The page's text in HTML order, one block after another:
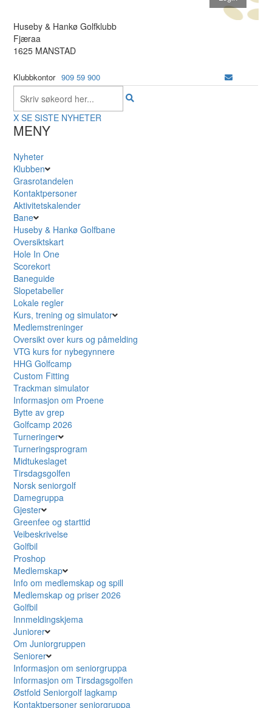
Huseby & Hankø Golfklubb
Fjæraa
1625 MANSTAD
Klubbkontor 909 59 900
X SE SISTE NYHETER
MENY
Nyheter
Klubben
Grasrotandelen
Kontaktpersoner
Aktivitetskalender
Bane
Huseby & Hankø Golfbane
Oversiktskart
Hole In One
Scorekort
Baneguide
Slopetabeller
Lokale regler
Kurs, trening og simulator
Medlemstreninger
Oversikt over kurs og påmelding
VTG kurs for nybegynnere
HHG Golfcamp
Custom Fitting
Trackman simulator
Informasjon om Proene
Bytte av grep
Golfcamp 2026
Turneringer
Turneringsprogram
Midtukeslaget
Tirsdagsgolfen
Norsk seniorgolf
Damegruppa
Gjester
Greenfee og starttid
Veibeskrivelse
Golfbil
Proshop
Medlemskap
Info om medlemskap og spill
Medlemskap og priser 2026
Golfbil
Innmeldingskjema
Juniorer
Om Juniorgruppen
Seniorer
Informasjon om seniorgruppa
Informasjon om Tirsdagsgolfen
Østfold Seniorgolf lagkamp
Kontaktpersoner seniorgruppa